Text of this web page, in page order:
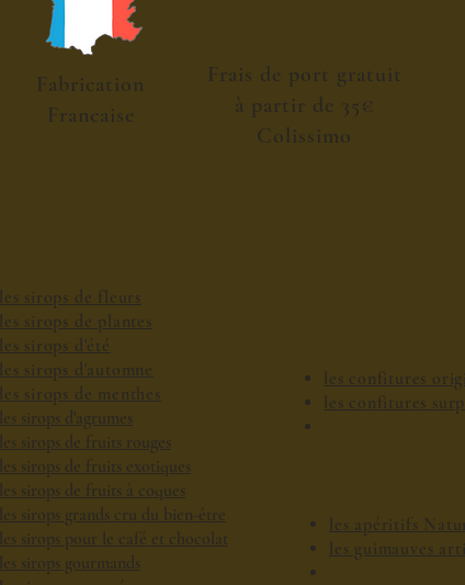
Fabrication
Francaise
Frais de port gratuit
à partir de 35€
Colissimo
les sirops de fleurs
les sirops de plantes
les sirops d'été
les sirops d'automne
les sirops de menthes
les sirops d'agrumes
les sirops de fruits rouges
les sirops de fruits exotiques
les sirops de fruits à coques
les sirops grands cru du bien-être
les sirops pour le café et chocolat
les sirops gourmands
les confitures
les confitures
les apéritifs
les guimauves